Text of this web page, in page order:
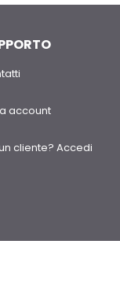
account
cliente? Accedi